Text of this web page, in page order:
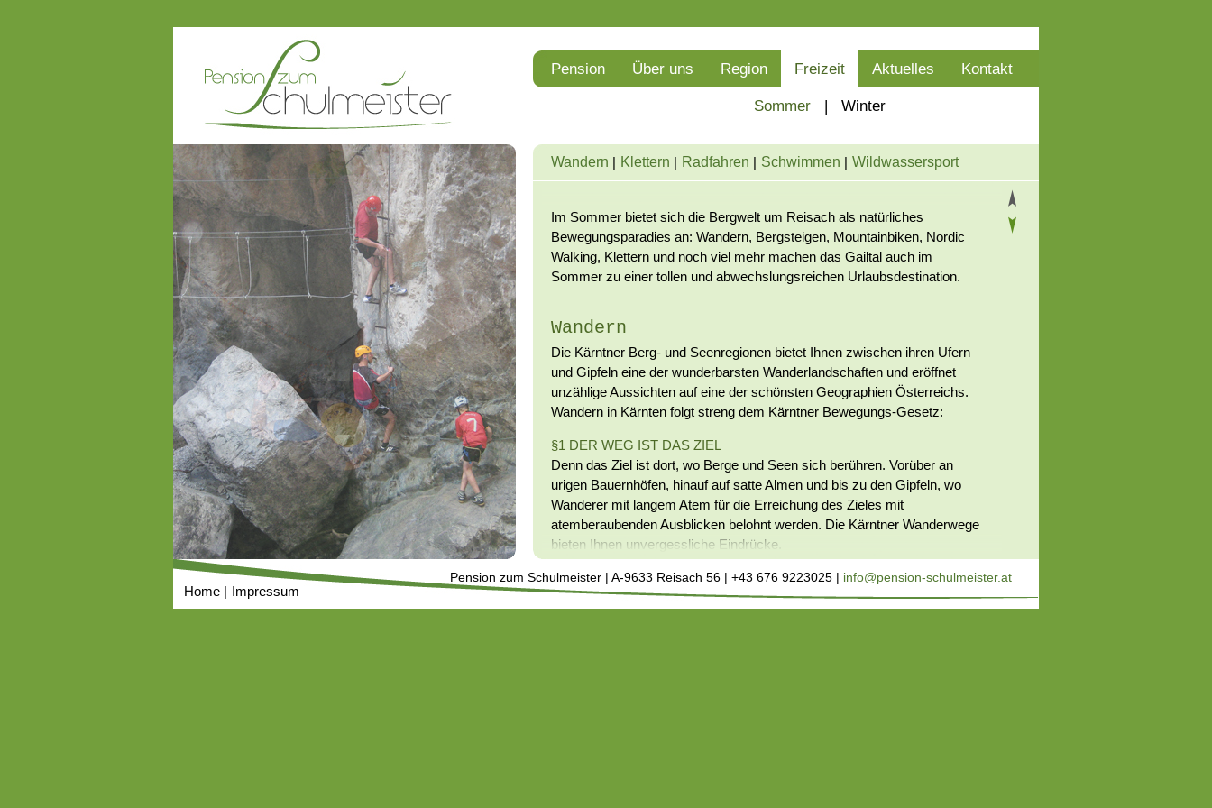
Pension Über uns Region Freizeit
Sommer | Winter
Aktuelles Kontakt
Wandern Klettern Radfahren Schwimmen Wildwassersport
Im Sommer bietet sich die Bergwelt um Reisach als natürliches
Bewegungsparadies an: Wandern, Bergsteigen, Mountainbiken, Nordic
Walking, Klettern und noch viel mehr machen das Gailtal auch im
Sommer zu einer tollen und abwechslungsreichen Urlaubsdestination.
Wandern
Die Kärntner Berg- und Seenregionen bietet Ihnen zwischen ihren Ufern
und Gipfeln eine der wunderbarsten Wanderlandschaften und eröffnet
unzählige Aussichten auf eine der schönsten Geographien Österreichs.
Wandern in Kärnten folgt streng dem Kärntner Bewegungs-Gesetz:
§1 DER WEG IST DAS ZIEL
Denn das Ziel ist dort, wo Berge und Seen sich berühren. Vorüber an
urigen Bauernhöfen, hinauf auf satte Almen und bis zu den Gipfeln, wo
Wanderer mit langem Atem für die Erreichung des Zieles mit
atemberaubenden Ausblicken belohnt werden. Die Kärntner Wanderwege
bieten Ihnen unvergessliche Eindrücke.
§2 BEWEGUNG MUSS IMMER NIVEAU HABEN
Im Bergerlebnisland Kärnten sind Sie zwischen den Seen und Bergen
Pension zum Schulmeister | A-9633 Reisach 56 | +43 676 9223025 | info@pension-schulmeister.at
Home Impressum